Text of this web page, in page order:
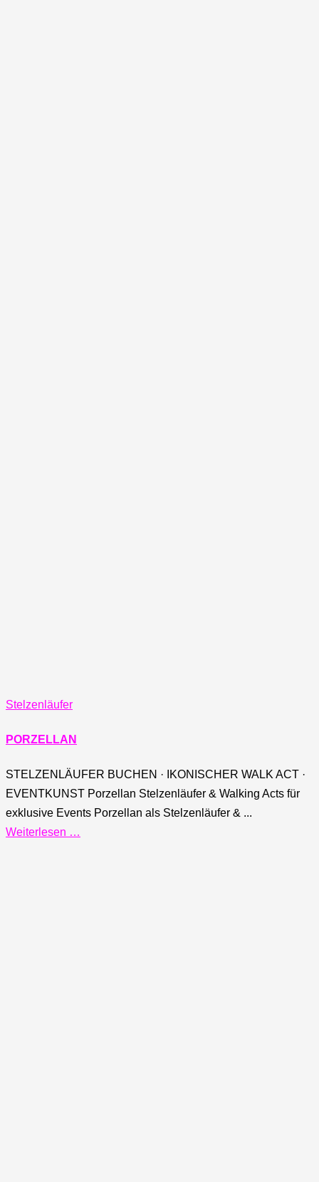
Stelzenläufer
PORZELLAN
STELZENLÄUFER BUCHEN · IKONISCHER WALK ACT ·
EVENTKUNST Porzellan Stelzenläufer & Walking Acts für
exklusive Events Porzellan als Stelzenläufer & ...
Weiterlesen …